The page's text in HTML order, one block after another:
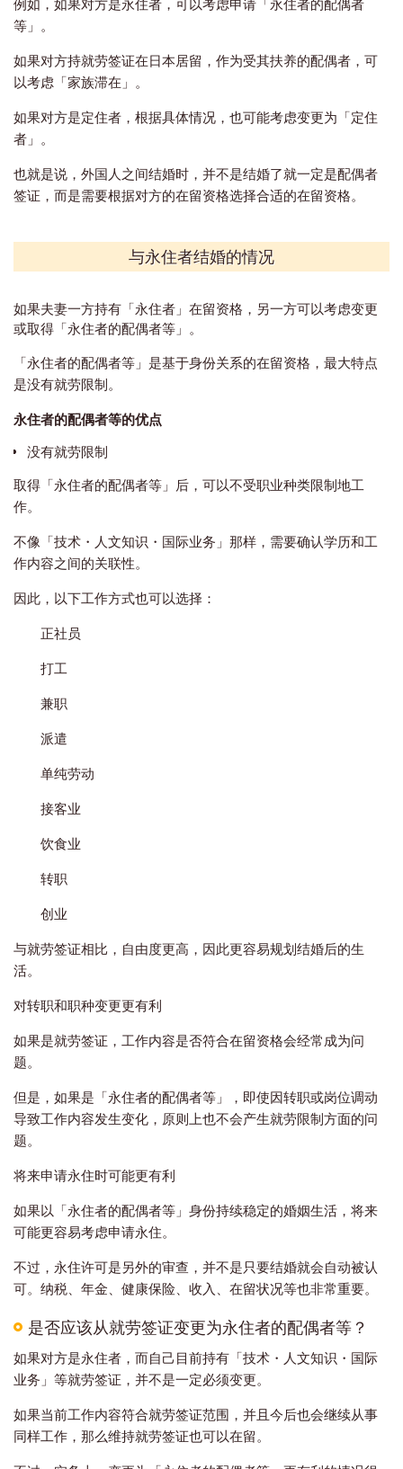
例如，如果对方是永住者，可以考虑申请「永住者的配偶者
等」。
如果对方持就劳签证在日本居留，作为受其扶养的配偶者，可
以考虑「家族滞在」。
如果对方是定住者，根据具体情况，也可能考虑变更为「定住
者」。
也就是说，外国人之间结婚时，并不是结婚了就一定是配偶者
签证，而是需要根据对方的在留资格选择合适的在留资格。
与永住者结婚的情况
如果夫妻一方持有「永住者」在留资格，另一方可以考虑变更
或取得「永住者的配偶者等」。
「永住者的配偶者等」是基于身份关系的在留资格，最大特点
是没有就劳限制。
永住者的配偶者等的优点
没有就劳限制
取得「永住者的配偶者等」后，可以不受职业种类限制地工
作。
不像「技术・人文知识・国际业务」那样，需要确认学历和工
作内容之间的关联性。
因此，以下工作方式也可以选择：
正社员
打工
兼职
派遣
单纯劳动
接客业
饮食业
转职
创业
与就劳签证相比，自由度更高，因此更容易规划结婚后的生
活。
对转职和职种变更更有利
如果是就劳签证，工作内容是否符合在留资格会经常成为问
题。
但是，如果是「永住者的配偶者等」，即使因转职或岗位调动
导致工作内容发生变化，原则上也不会产生就劳限制方面的问
题。
将来申请永住时可能更有利
如果以「永住者的配偶者等」身份持续稳定的婚姻生活，将来
可能更容易考虑申请永住。
不过，永住许可是另外的审查，并不是只要结婚就会自动被认
可。纳税、年金、健康保险、收入、在留状况等也非常重要。
是否应该从就劳签证变更为永住者的配偶者等？
如果对方是永住者，而自己目前持有「技术・人文知识・国际
业务」等就劳签证，并不是一定必须变更。
如果当前工作内容符合就劳签证范围，并且今后也会继续从事
同样工作，那么维持就劳签证也可以在留。